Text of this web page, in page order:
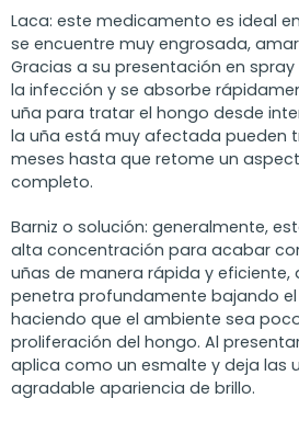
Laca: este medicamento es ideal
se encuentre muy engrosada,
Gracias a su presentación en
la infección y se absorbe
uña para tratar el hongo desde
la uña está muy afectada pueden
meses hasta que retome un
completo.
Barniz o solución: generalmente,
alta concentración para acabar
uñas de manera rápida y eficiente,
penetra profundamente bajando el
haciendo que el ambiente sea
proliferación del hongo. Al
aplica como un esmalte y deja las
agradable apariencia de brillo.